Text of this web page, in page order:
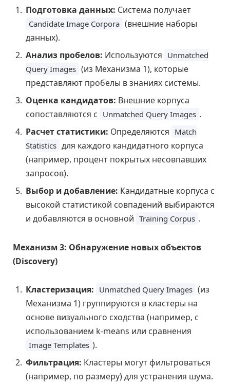
Подготовка данных: Система получает
Candidate Image Corpora (внешние наборы
данных).
Анализ пробелов: Используются Unmatched
Query Images (из Механизма 1), которые
представляют пробелы в знаниях системы.
Оценка кандидатов: Внешние корпуса
сопоставляются с Unmatched Query Images .
Расчет статистики: Определяются Match
Statistics для каждого кандидатного корпуса
(например, процент покрытых несовпавших
запросов).
Выбор и добавление: Кандидатные корпуса с
высокой статистикой совпадений выбираются
и добавляются в основной Training Corpus .
Механизм 3: Обнаружение новых объектов
(Discovery)
Кластеризация: Unmatched Query Images (из
Механизма 1) группируются в кластеры на
основе визуального сходства (например, с
использованием k-means или сравнения
Image Templates ).
Фильтрация: Кластеры могут фильтроваться
(например, по размеру) для устранения шума.